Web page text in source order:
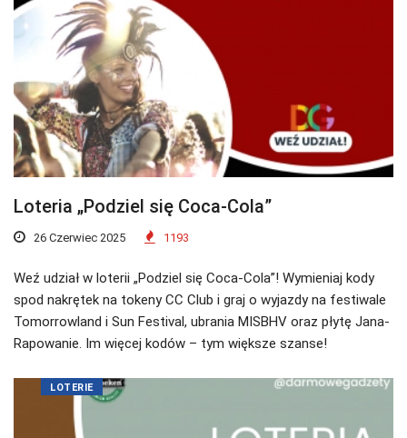
Loteria „Podziel się Coca-Cola”
26 Czerwiec 2025 1193
Weź udział w loterii „Podziel się Coca-Cola”! Wymieniaj kody
spod nakrętek na tokeny CC Club i graj o wyjazdy na festiwale
Tomorrowland i Sun Festival, ubrania MISBHV oraz płytę Jana-
Rapowanie. Im więcej kodów – tym większe szanse!
LOTERIE